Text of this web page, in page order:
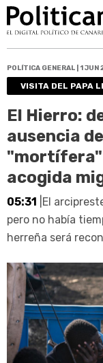
POLÍTICA GENERAL | 1 JUN
VISITA DEL PAPA
El Hierro:
ausencia
acogida
05:31 |El
pero no había
herreña será